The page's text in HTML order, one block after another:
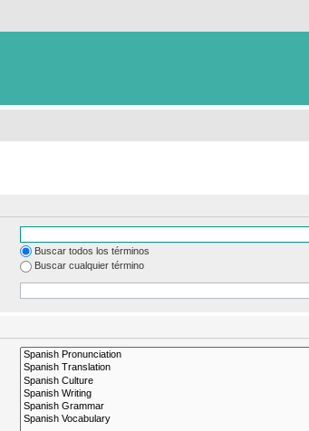
Buscar todos los términos
Buscar cualquier término